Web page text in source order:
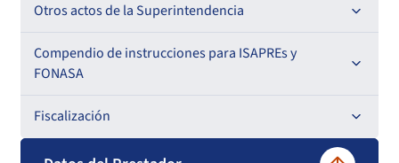
Decretos con Fuerza de Ley
Decretos
Para ISAPREs y FONASA
Circulares
Resoluciones
Para Prestadores Institucionales
Circulares internas
Circulares
Para Entidades Certificadoras
Otros actos de la Superintendencia
Antecedentes preparatorios de normas que afecten a
EMT Ley N° 20.416
Comisión Evaluadora de Licitaciones Públicas
Convenios de colaboración
Compendio de instrucciones para ISAPREs y
FONASA
Compendio Beneficios
Compendio de Archivos Maestros
Fiscalización
Informes de fiscalización